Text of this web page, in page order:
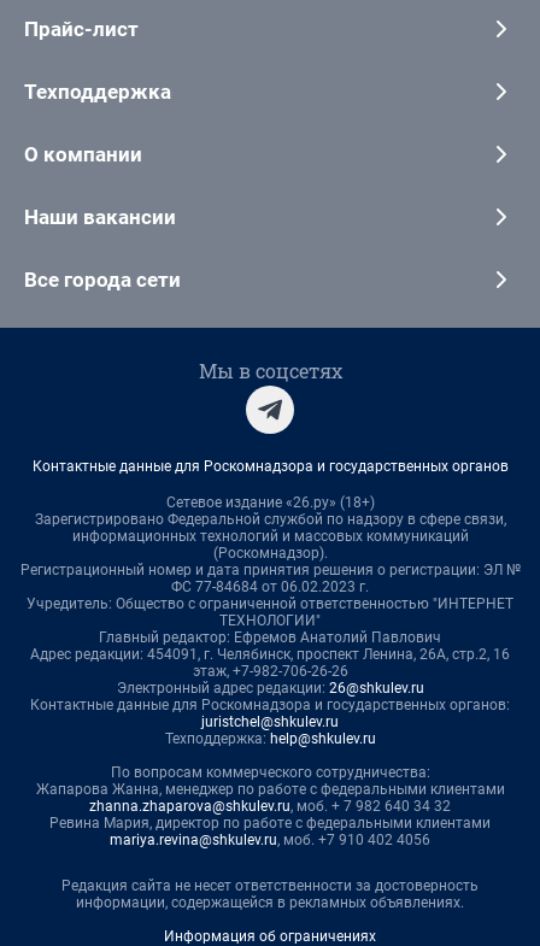
Прайс-лист
Техподдержка
О компании
Наши вакансии
Все города сети
Мы в соцсетях
Контактные данные для Роскомнадзора и государственных органов
Сетевое издание «26.ру» (18+)
Зарегистрировано Федеральной службой по надзору в сфере связи,
информационных технологий и массовых коммуникаций
(Роскомнадзор).
Регистрационный номер и дата принятия решения о регистрации: ЭЛ №
ФС 77-84684 от 06.02.2023 г.
Учредитель: Общество с ограниченной ответственностью "ИНТЕРНЕТ
ТЕХНОЛОГИИ"
Главный редактор: Ефремов Анатолий Павлович
Адрес редакции: 454091, г. Челябинск, проспект Ленина, 26А, стр.2, 16
этаж, +7-982-706-26-26
Электронный адрес редакции: 26@shkulev.ru
Контактные данные для Роскомнадзора и государственных органов:
juristchel@shkulev.ru
Техподдержка: help@shkulev.ru
По вопросам коммерческого сотрудничества:
Жапарова Жанна, менеджер по работе с федеральными клиентами
zhanna.zhaparova@shkulev.ru, моб. + 7 982 640 34 32
Ревина Мария, директор по работе с федеральными клиентами
mariya.revina@shkulev.ru, моб. +7 910 402 4056
Редакция сайта не несет ответственности за достоверность
информации, содержащейся в рекламных объявлениях.
Информация об ограничениях